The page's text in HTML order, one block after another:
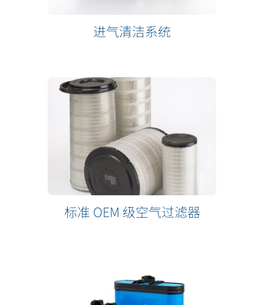
进气清洁系统
标准 OEM 级空气过滤器